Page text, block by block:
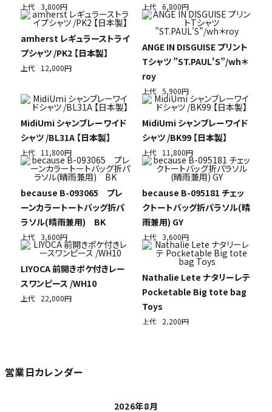
上代 3,800円 上代 6,800円
amherst レギュラーストライ
プシャツ /PK2 【日本製】
上代 12,000円
ANGE IN DISGUISE プリント
Tシャツ ”ST.PAUL'S”/wh＊
roy
上代 5,900円
MidiUmi シャンブレーワイド
シャツ /BL31A 【日本製】
上代 11,800円
MidiUmi シャンブレーワイド
シャツ /BK99 【日本製】
上代 11,800円
because B-093065 プレ
ーンカラートートバッグ折パ
ラソル(晴雨兼用) BK
上代 3,600円
because B-095181 チェッ
クトートバッグ折パラソル(晴
雨兼用) GY
上代 3,600円
LIYOCA 前開きポケ付きレー
スワンピース /WH10
上代 22,000円
Nathalie Lete ナタリーレテ
Pocketable Big tote bag
Toys
上代 2,200円
営業日カレンダー
2026年8月